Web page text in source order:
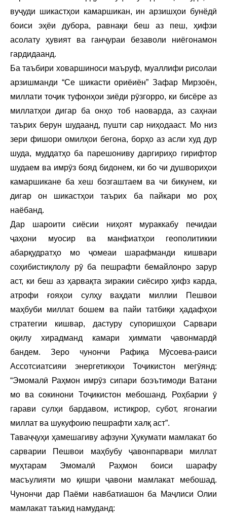
вуҷуди шикастҳои камаршикан, ин арзишҳои бунёдӣ
боиси эҳёи дубора, равнақи беш аз пеш, ҳифзи
асолату ҳувият ва ганҷураи безаволи ниёгонамон
гардидаанд.
Ба таъбири ховаршиноси маъруф, муаллифи рисолаи
арзишманди “Се шикасти ориёиён” Зафар Мирзоён,
миллати тоҷик туфонҳои зиёди рӯзгорро, ки бисёре аз
миллатҳои дигар ба онҳо тоб наоварда, аз саҳнаи
таърих берун шудаанд, пушти сар ниҳодааст. Мо низ
зери фишори омилҳои бегона, борҳо аз асли худ дур
шуда, муддатҳо ба парешониву даргириҳо гирифтор
шудаем ва имрӯз бояд бидонем, ки бо чи душвориҳои
камаршикане ба хеш бозгаштаем ва чи бикунем, ки
дигар он шикастҳои таърих ба пайкари мо роҳ
наёбанд.
Дар шароити сиёсии ниҳоят мураккабу печидаи
ҷаҳони муосир ва манфиатҳои геополитикии
абарқудратҳо мо ҷомеаи шарафманди кишвари
соҳибистиқлолу рӯ ба пешрафти бемайлонро зарур
аст, ки беш аз ҳарвақта зиракии сиёсиро ҳифз карда,
атрофи ғояҳои сулҳу ваҳдати миллии Пешвои
маҳбуби миллат бошем ва пайи татбиқи ҳадафҳои
стратегии кишвар, дастуру супоришҳои Сарвари
оқилу хирадманд камари ҳиммати ҷавонмардӣ
бандем. Зеро чунончи Рафиқа Мӯсоева-раиси
Ассотсиатсияи энергетикҳои Тоҷикистон мегӯянд:
“Эмомалӣ Раҳмон имрӯз сипари боэътимоди Ватани
мо ва сокинони Тоҷикистон мебошанд. Роҳбарии ӯ
гарави сулҳи бардавом, истиқрор, субот, ягонагии
миллат ва шукуфоию пешрафти халқ аст”.
Таваҷҷуҳи ҳамешагиву афзуни Ҳукумати мамлакат бо
сарварии Пешвои маҳбубу ҷавонпарвари миллат
муҳтарам Эмомалӣ Раҳмон боиси шарафу
масъулияти мо қишри ҷавони мамлакат мебошад.
Чунончи дар Паёми навбатиашон ба Маҷлиси Олии
мамлакат таъкид намуданд: